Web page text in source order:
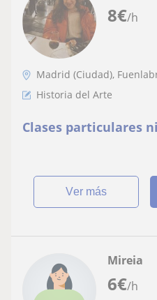
8€/h
Madrid (Ciudad),
Historia del Arte
Clases particulares
ver más
6€/h
Mireia